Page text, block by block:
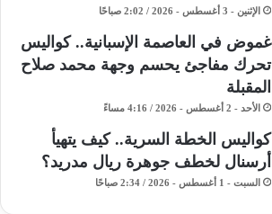
الإثنين - 3 أغسطس - 2026 / 2:02 صباحًا
غموض في العاصمة الإسبانية.. كواليس
تحرك مفاجئ يحسم وجهة محمد صلاح
المقبلة
الأحد - 2 أغسطس - 2026 / 4:16 مساءً
كواليس الخطة السرية.. كيف يتهيأ
أرسنال لخطف جوهرة ريال مدريد؟
السبت - 1 أغسطس - 2026 / 2:34 صباحًا